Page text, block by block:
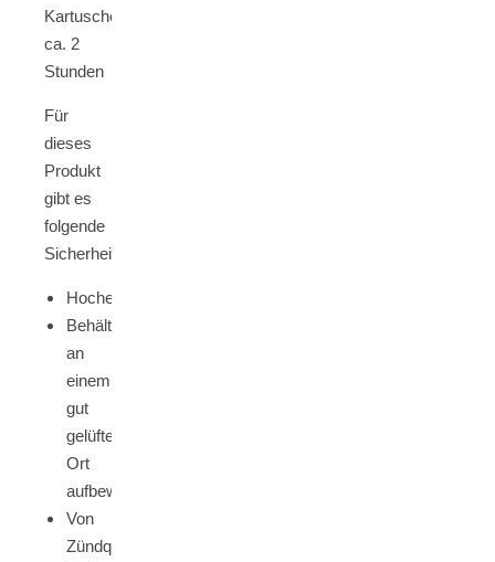
Kartusche
ca. 2
Stunden
Für
dieses
Produkt
gibt es
folgende
Sicherheitshinweise
Hochentzündlich
Behälter
an
einem
gut
gelüfteten
Ort
aufbewahren
Von
Zündquellen